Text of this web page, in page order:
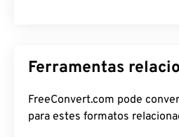
Ferramentas
FreeConvert.com pode
para estes formatos